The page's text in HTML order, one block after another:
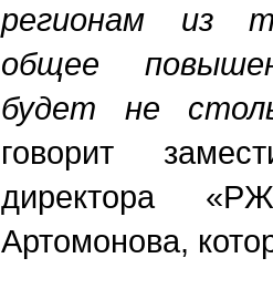
регионам из
общее
будет не
говорит
директора
Артомонова,